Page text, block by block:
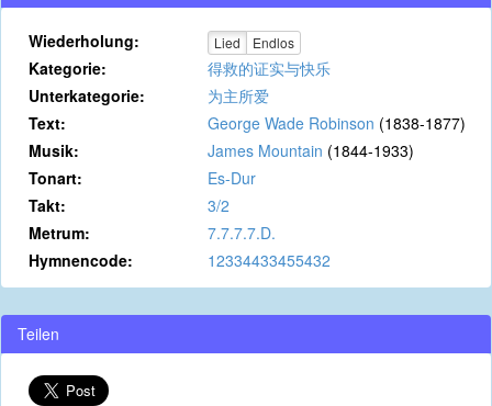
Wiederholung: Lied Endlos
Kategorie:
得救的证实与快乐
Unterkategorie:
为主所爱
Text:
George Wade Robinson (1838-1877)
Musik:
James Mountain (1844-1933)
Tonart:
Es-Dur
Takt:
3/2
Metrum:
7.7.7.7.D.
Hymnencode:
12334433455432
Teilen